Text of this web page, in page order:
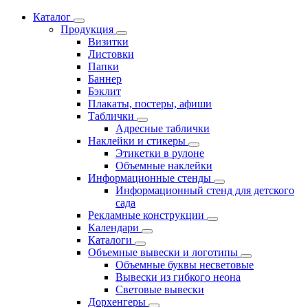
Каталог
Продукция
Визитки
Листовки
Папки
Баннер
Бэклит
Плакаты, постеры, афиши
Таблички
Адресные таблички
Наклейки и стикеры
Этикетки в рулоне
Объемные наклейки
Информационные стенды
Информационный стенд для детского
сада
Рекламные конструкции
Календари
Каталоги
Объемные вывески и логотипы
Объемные буквы несветовые
Вывески из гибкого неона
Световые вывески
Дорхенгеры